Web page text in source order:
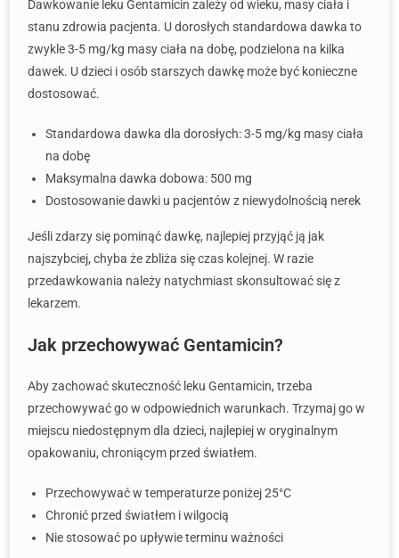
Dawkowanie leku Gentamicin zależy od wieku, masy ciała i
stanu zdrowia pacjenta. U dorosłych standardowa dawka to
zwykle 3-5 mg/kg masy ciała na dobę, podzielona na kilka
dawek. U dzieci i osób starszych dawkę może być konieczne
dostosować.
Standardowa dawka dla dorosłych: 3-5 mg/kg masy ciała
na dobę
Maksymalna dawka dobowa: 500 mg
Dostosowanie dawki u pacjentów z niewydolnością nerek
Jeśli zdarzy się pominąć dawkę, najlepiej przyjąć ją jak
najszybciej, chyba że zbliża się czas kolejnej. W razie
przedawkowania należy natychmiast skonsultować się z
lekarzem.
Jak przechowywać Gentamicin?
Aby zachować skuteczność leku Gentamicin, trzeba
przechowywać go w odpowiednich warunkach. Trzymaj go w
miejscu niedostępnym dla dzieci, najlepiej w oryginalnym
opakowaniu, chroniącym przed światłem.
Przechowywać w temperaturze poniżej 25°C
Chronić przed światłem i wilgocią
Nie stosować po upływie terminu ważności